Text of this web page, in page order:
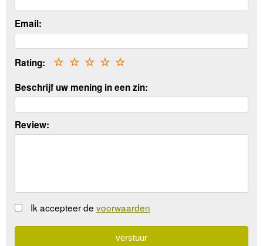
Email:
Rating: ☆
☆
☆
☆
☆
Beschrijf uw mening in een zin:
Review:
Ik accepteer de voorwaarden